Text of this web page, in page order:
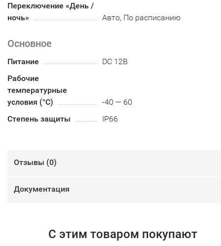
Переключение «День /
ночь»
Авто, По расписанию
Основное
Питание
DC 12В
Рабочие
температурные
условия (°С)
-40 — 60
Степень защиты
IP66
Отзывы (0)
Документация
С этим товаром покупают